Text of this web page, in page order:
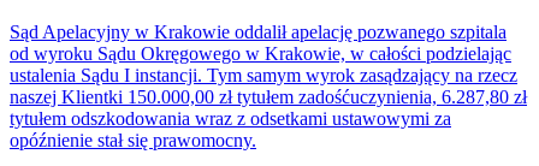
Sąd Apelacyjny w Krakowie oddalił apelację pozwanego szpitala
od wyroku Sądu Okręgowego w Krakowie, w całości podzielając
ustalenia Sądu I instancji. Tym samym wyrok zasądzający na rzecz
naszej Klientki 150.000,00 zł tytułem zadośćuczynienia, 6.287,80 zł
tytułem odszkodowania wraz z odsetkami ustawowymi za
opóźnienie stał się prawomocny.